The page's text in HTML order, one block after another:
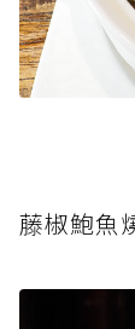
藤椒鮑魚